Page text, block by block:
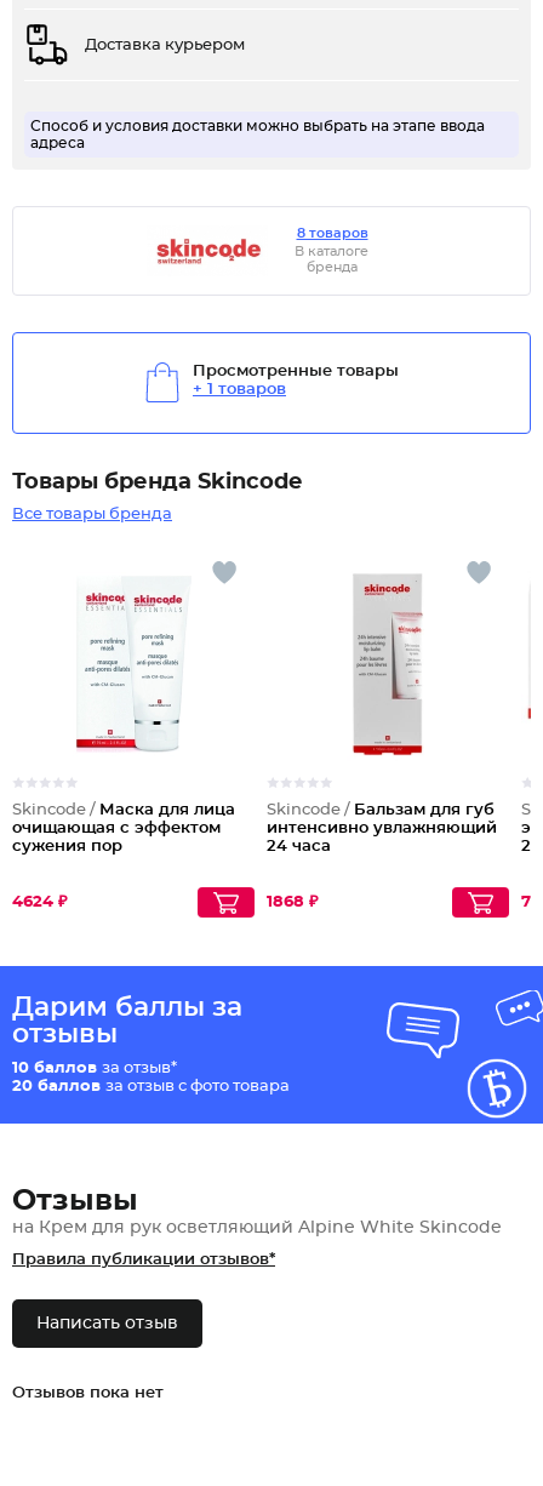
Доставка курьером
Способ и условия доставки можно выбрать на этапе ввода
адреса
8 товаров
В каталоге
бренда
Просмотренные товары
+ 1 товаров
Товары бренда Skincode
Все товары бренда
Skincode / Маска для лица
очищающая с эффектом
сужения пор
4624 ₽
Skincode / Бальзам для губ
интенсивно увлажняющий
24 часа
1868 ₽
Дарим баллы за
отзывы
10 баллов за отзыв*
20 баллов за отзыв с фото товара
Отзывы
на Крем для рук осветляющий Alpine White Skincode
Правила публикации отзывов*
Написать отзыв
Отзывов пока нет